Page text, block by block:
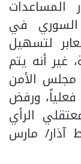
السوري في
لتسهيل
غير أنه يتم
مجلس الأمن
ورفض
الرأي
آذار/ مارس